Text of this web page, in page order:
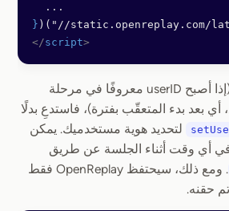
  ...
} )("//static.openreplay.com/
</script>
إذا لم يكن ذلك ممكنًا (إذا أصبح userID معروفًا في مرحلة
أي بعد بدء المتعقّب بفترة)، فاستدعِ بدلًا
لتحديد هوية مستخدميك. يمكن
في أي وقت أثناء الجلسة عن طريق
. ومع ذلك، سيحتفظ OpenReplay فقط
حقنه.